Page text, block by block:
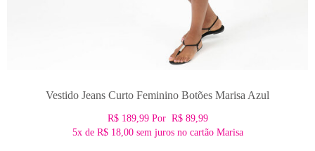
Vestido Jeans Curto Feminino Botões Marisa Azul
R$ 189,99 Por R$ 89,99
5xde R$ 18,00sem juros no cartão Marisa